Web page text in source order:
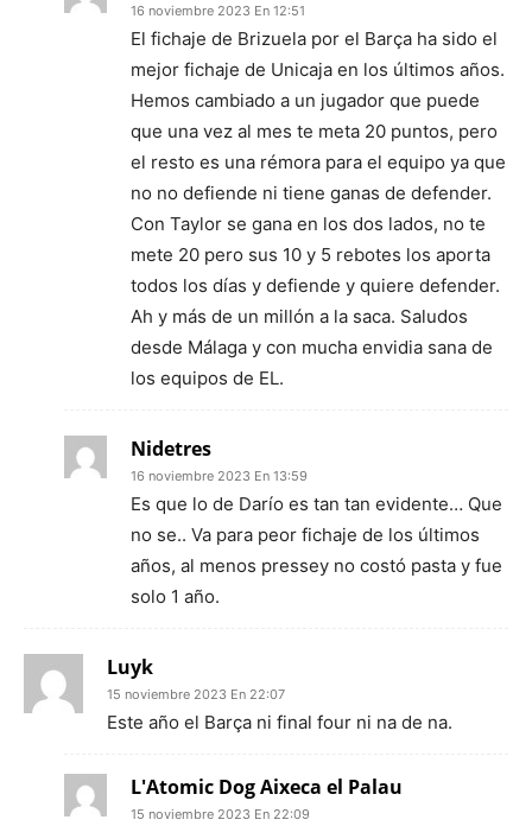
16 noviembre 2023 En 12:51
El fichaje de Brizuela por el Barça ha sido el
mejor fichaje de Unicaja en los últimos años.
Hemos cambiado a un jugador que puede
que una vez al mes te meta 20 puntos, pero
el resto es una rémora para el equipo ya que
no no defiende ni tiene ganas de defender.
Con Taylor se gana en los dos lados, no te
mete 20 pero sus 10 y 5 rebotes los aporta
todos los días y defiende y quiere defender.
Ah y más de un millón a la saca. Saludos
desde Málaga y con mucha envidia sana de
los equipos de EL.
Nidetres
16 noviembre 2023 En 13:59
Es que lo de Darío es tan tan evidente… Que
no se.. Va para peor fichaje de los últimos
años, al menos pressey no costó pasta y fue
solo 1 año.
Luyk
15 noviembre 2023 En 22:07
Este año el Barça ni final four ni na de na.
L'Atomic Dog Aixeca el Palau
15 noviembre 2023 En 22:09